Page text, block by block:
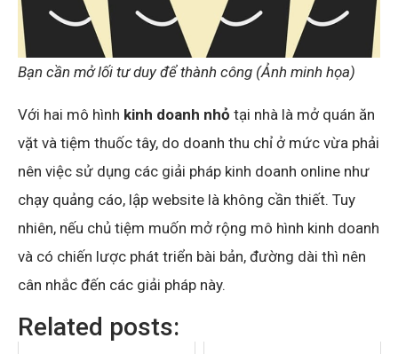
Bạn cần mở lối tư duy để thành công (Ảnh minh họa)
Với hai mô hình kinh doanh nhỏ tại nhà là mở quán ăn
vặt và tiệm thuốc tây, do doanh thu chỉ ở mức vừa phải
nên việc sử dụng các giải pháp kinh doanh online như
chạy quảng cáo, lập website là không cần thiết. Tuy
nhiên, nếu chủ tiệm muốn mở rộng mô hình kinh doanh
và có chiến lược phát triển bài bản, đường dài thì nên
cân nhắc đến các giải pháp này.
Related posts: